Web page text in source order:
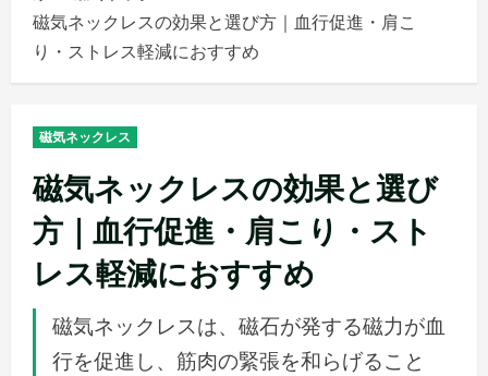
マ
リ
メ
ニ
ー
磁気ネックレスの効果と選び方｜血行促進・肩こ
り・ストレス軽減におすすめ
磁気ネックレス
磁気ネックレスの効果と選び
方｜血行促進・肩こり・スト
レス軽減におすすめ
磁気ネックレスは、磁石が発する磁力が血
行を促進し、筋肉の緊張を和らげること